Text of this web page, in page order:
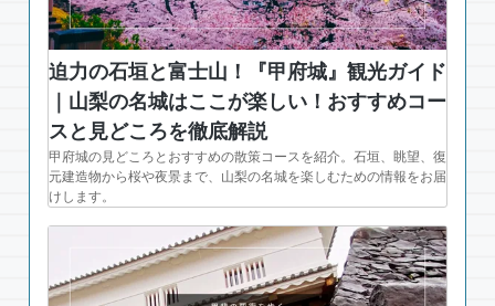
迫力の石垣と富士山！『甲府城』観光ガイド
｜山梨の名城はここが楽しい！おすすめコー
スと見どころを徹底解説
甲府城の見どころとおすすめの散策コースを紹介。石垣、眺望、復
元建造物から桜や夜景まで、山梨の名城を楽しむための情報をお届
けします。